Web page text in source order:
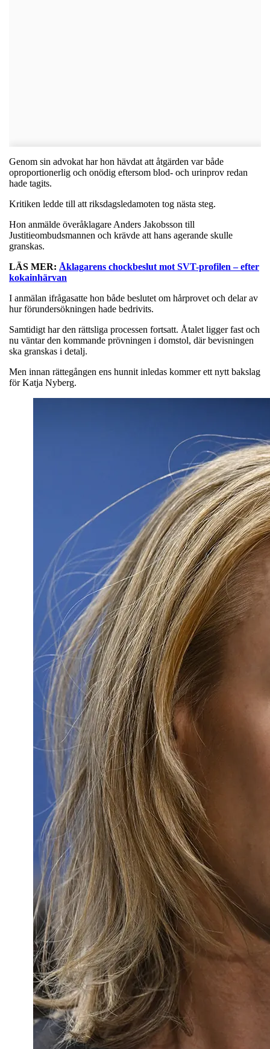
Genom sin advokat har hon hävdat att åtgärden var både
oproportionerlig och onödig eftersom blod- och urinprov redan
hade tagits.
Kritiken ledde till att riksdagsledamoten tog nästa steg.
Hon anmälde överåklagare Anders Jakobsson till
Justitieombudsmannen och krävde att hans agerande skulle
granskas.
LÄS MER: Åklagarens chockbeslut mot SVT-profilen – efter
kokainhärvan
I anmälan ifrågasatte hon både beslutet om hårprovet och delar av
hur förundersökningen hade bedrivits.
Samtidigt har den rättsliga processen fortsatt. Åtalet ligger fast och
nu väntar den kommande prövningen i domstol, där bevisningen
ska granskas i detalj.
Men innan rättegången ens hunnit inledas kommer ett nytt bakslag
för Katja Nyberg.